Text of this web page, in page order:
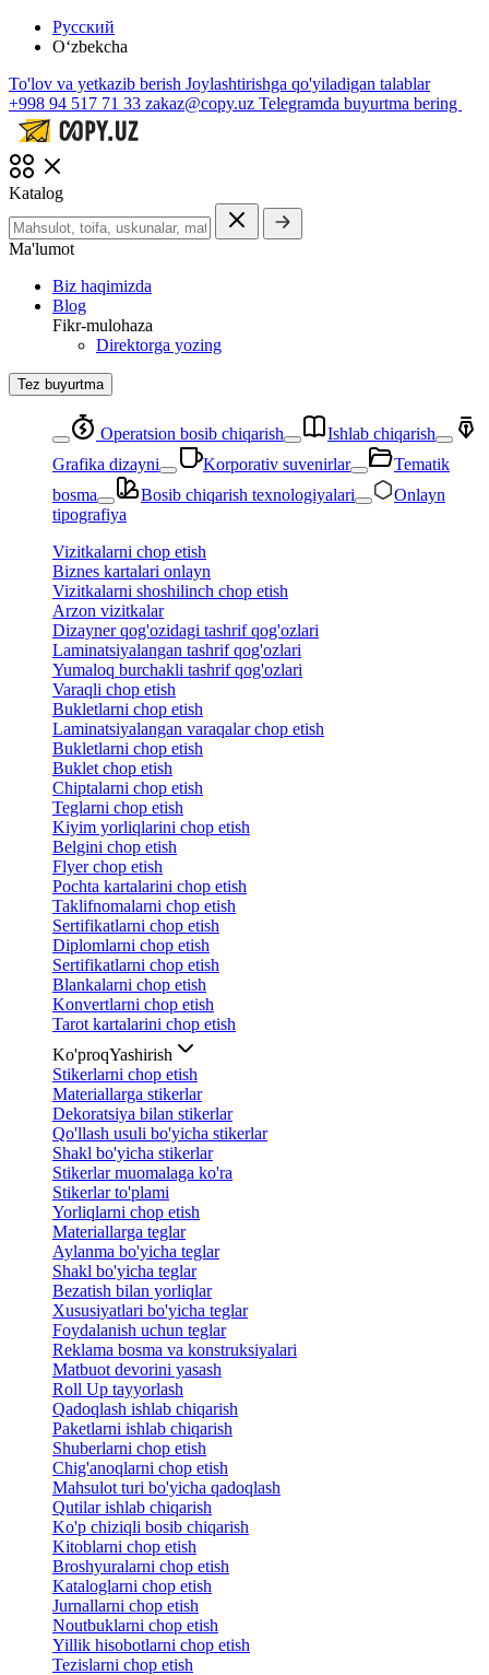
Русский
O‘zbekcha
To'lov va yetkazib berish Joylashtirishga qo'yiladigan talablar
+998 94 517 71 33 zakaz@copy.uz Telegramda buyurtma bering
Katalog
Ma'lumot
Biz haqimizda
Blog
Fikr-mulohaza
Direktorga yozing
Tez buyurtma
Operatsion bosib chiqarish
Ishlab chiqarish
Grafika dizayni
Korporativ suvenirlar
Tematik
bosma
Bosib chiqarish texnologiyalari
Onlayn
tipografiya
Vizitkalarni chop etish
Biznes kartalari onlayn
Vizitkalarni shoshilinch chop etish
Arzon vizitkalar
Dizayner qog'ozidagi tashrif qog'ozlari
Laminatsiyalangan tashrif qog'ozlari
Yumaloq burchakli tashrif qog'ozlari
Varaqli chop etish
Bukletlarni chop etish
Laminatsiyalangan varaqalar chop etish
Bukletlarni chop etish
Buklet chop etish
Chiptalarni chop etish
Teglarni chop etish
Kiyim yorliqlarini chop etish
Belgini chop etish
Flyer chop etish
Pochta kartalarini chop etish
Taklifnomalarni chop etish
Sertifikatlarni chop etish
Diplomlarni chop etish
Sertifikatlarni chop etish
Blankalarni chop etish
Konvertlarni chop etish
Tarot kartalarini chop etish
Ko'proqYashirish
Stikerlarni chop etish
Materiallarga stikerlar
Dekoratsiya bilan stikerlar
Qo'llash usuli bo'yicha stikerlar
Shakl bo'yicha stikerlar
Stikerlar muomalaga ko'ra
Stikerlar to'plami
Yorliqlarni chop etish
Materiallarga teglar
Aylanma bo'yicha teglar
Shakl bo'yicha teglar
Bezatish bilan yorliqlar
Xususiyatlari bo'yicha teglar
Foydalanish uchun teglar
Reklama bosma va konstruksiyalari
Matbuot devorini yasash
Roll Up tayyorlash
Qadoqlash ishlab chiqarish
Paketlarni ishlab chiqarish
Shuberlarni chop etish
Chig'anoqlarni chop etish
Mahsulot turi bo'yicha qadoqlash
Qutilar ishlab chiqarish
Ko'p chiziqli bosib chiqarish
Kitoblarni chop etish
Broshyuralarni chop etish
Kataloglarni chop etish
Jurnallarni chop etish
Noutbuklarni chop etish
Yillik hisobotlarni chop etish
Tezislarni chop etish